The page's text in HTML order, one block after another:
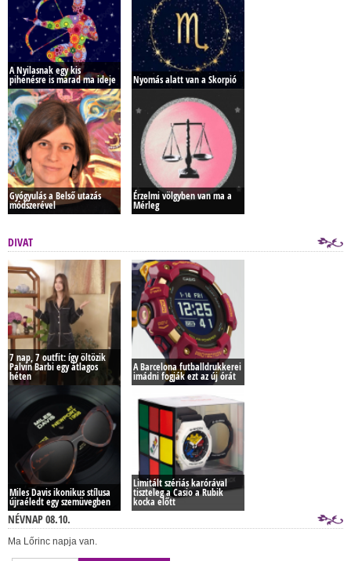
A Nyilasnak egy kis
pihenésre is marad ma ideje Nyomás alatt van a Skorpió
Gyógyulás a Belső utazás
módszerével
Érzelmi völgyben van ma a
Mérleg
DIVAT
7 nap, 7 outfit: így öltözik
Palvin Barbi egy átlagos
héten
A Barcelona futballdrukkerei
imádni fogják ezt az új órát
Miles Davis ikonikus stílusa
újraéledt egy szemüvegben
Limitált szériás karórával
tiszteleg a Casio a Rubik
kocka előtt
NÉVNAP 08.10.
Ma Lőrinc napja van.